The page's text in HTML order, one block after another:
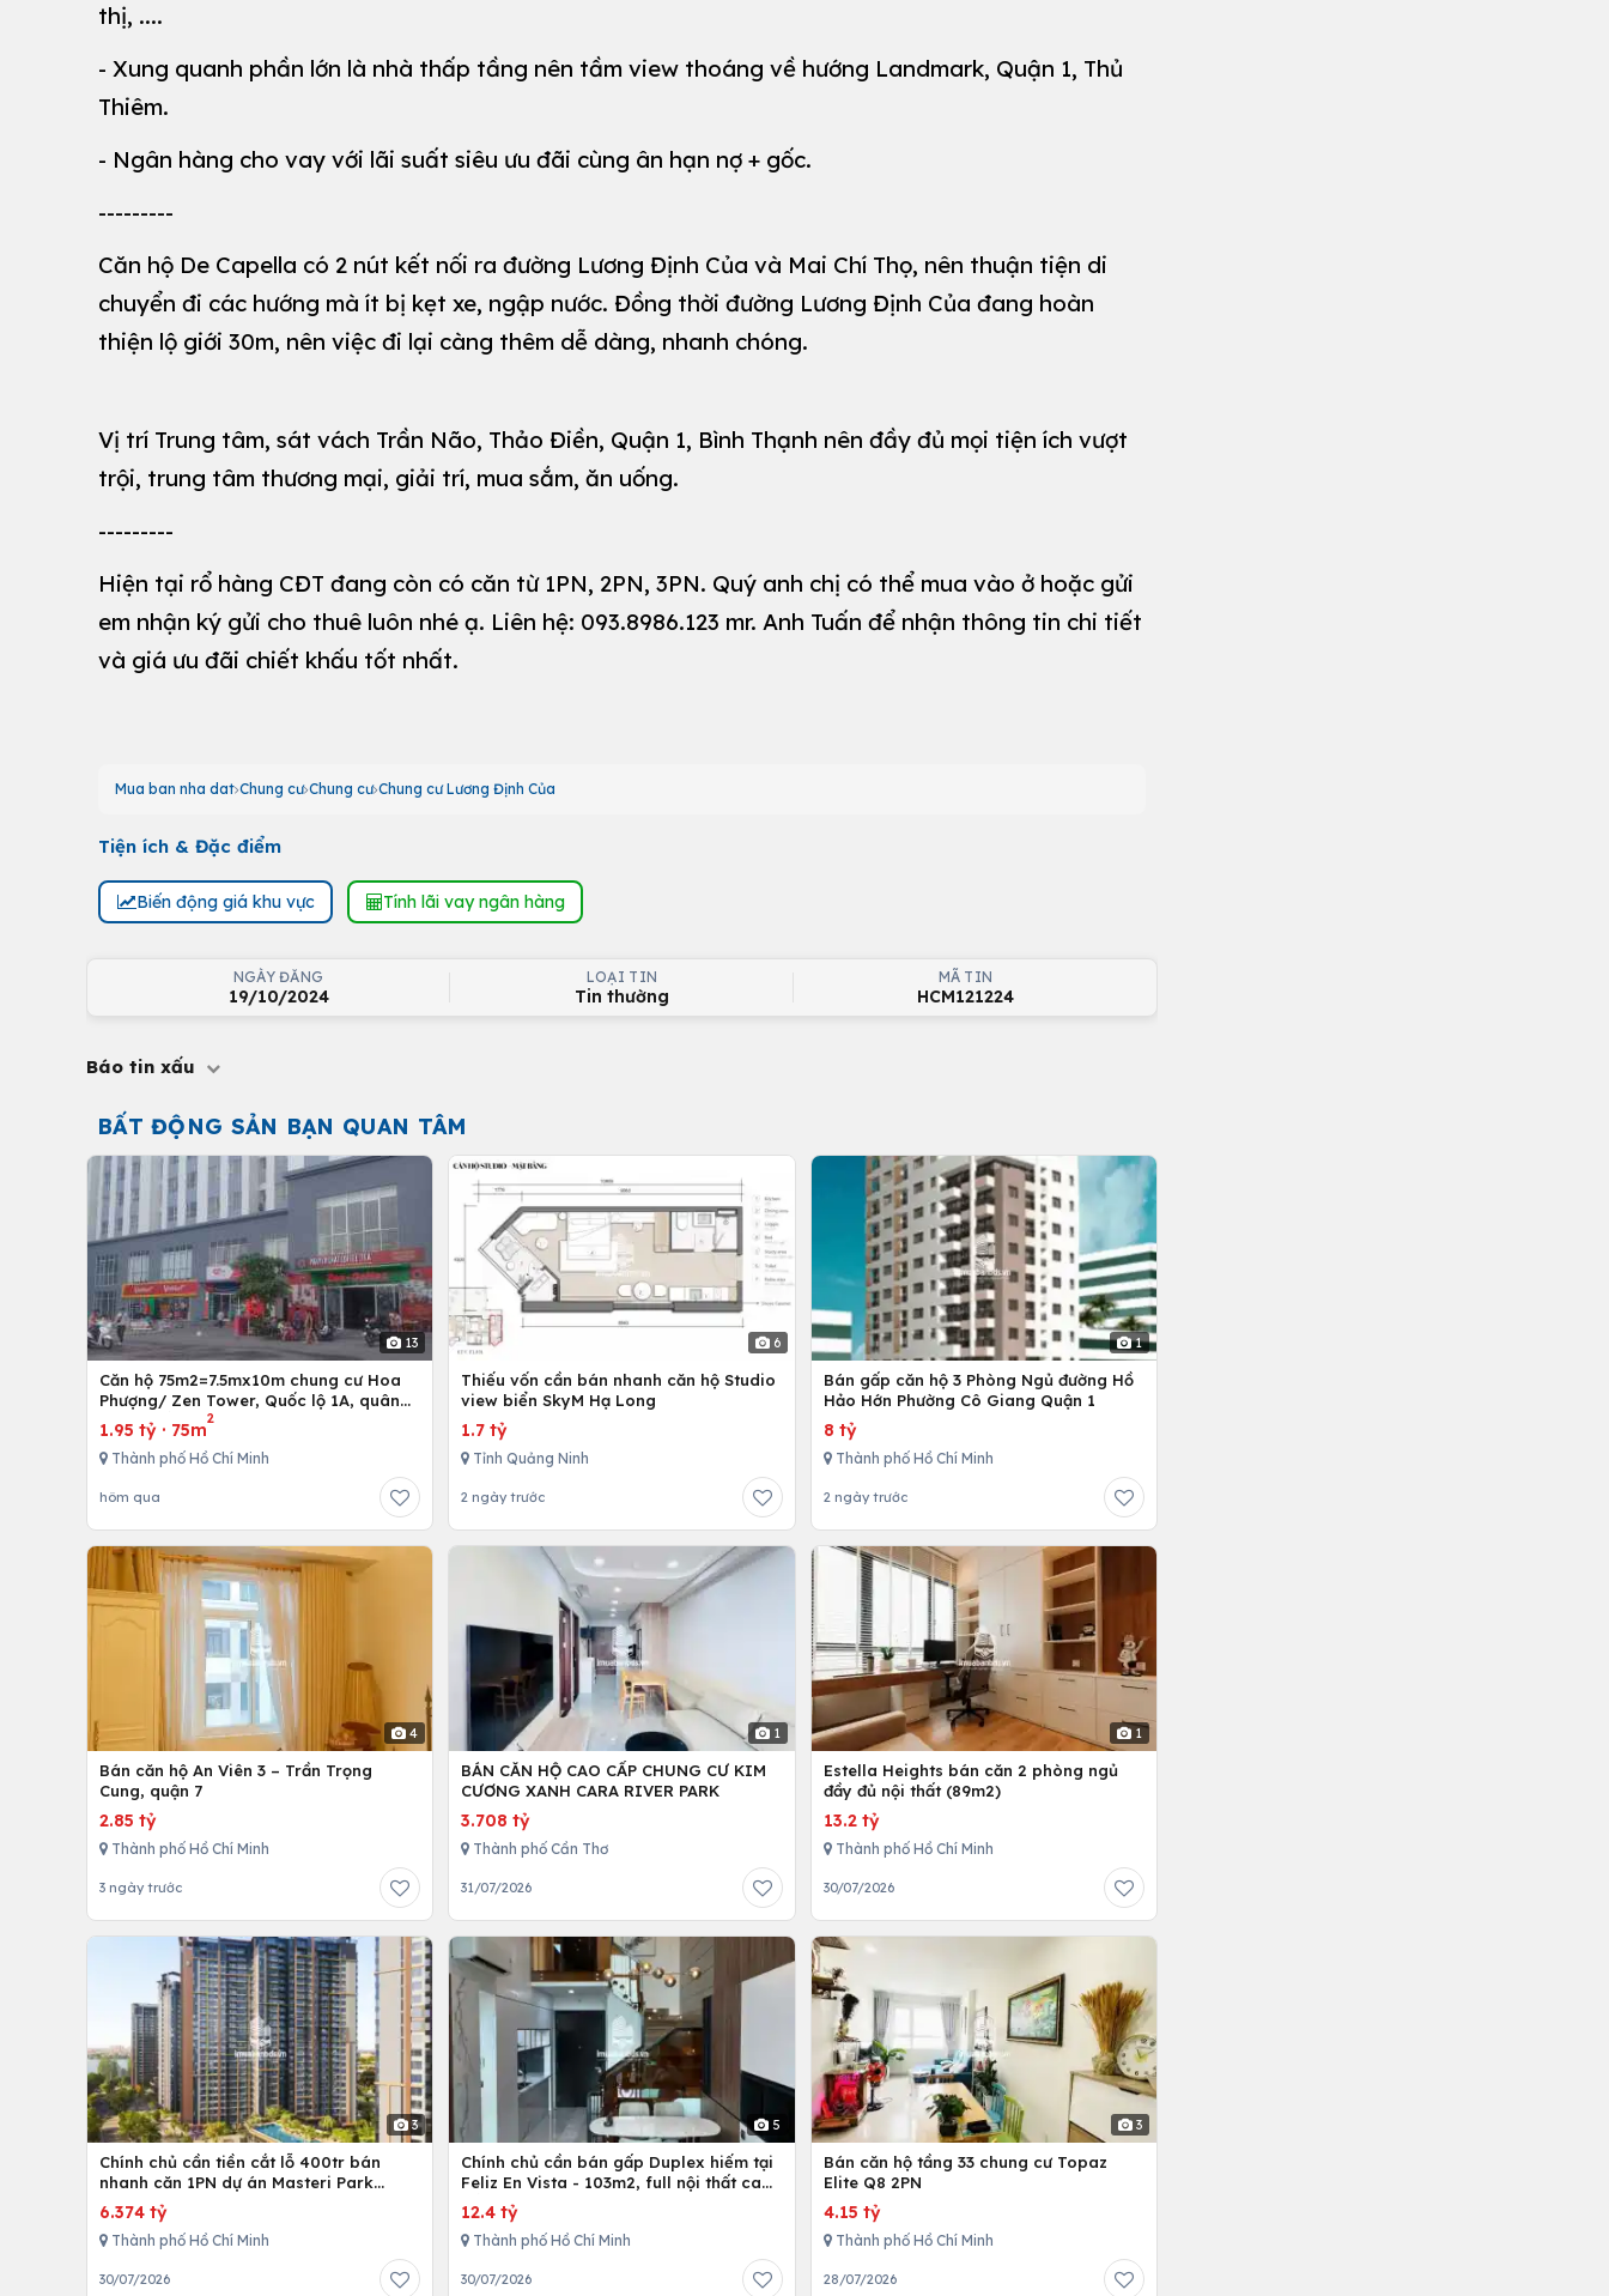
thị, ....
- Xung quanh phần lớn là nhà thấp tầng nên tầm view thoáng về hướng Landmark, Quận 1, Thủ
Thiêm.
- Ngân hàng cho vay với lãi suất siêu ưu đãi cùng ân hạn nợ + gốc.
---------
Căn hộ De Capella có 2 nút kết nối ra đường Lương Định Của và Mai Chí Thọ, nên thuận tiện di
chuyển đi các hướng mà ít bị kẹt xe, ngập nước. Đồng thời đường Lương Định Của đang hoàn
thiện lộ giới 30m, nên việc đi lại càng thêm dễ dàng, nhanh chóng.
Vị trí Trung tâm, sát vách Trần Não, Thảo Điền, Quận 1, Bình Thạnh nên đầy đủ mọi tiện ích vượt
trội, trung tâm thương mại, giải trí, mua sắm, ăn uống.
---------
Hiện tại rổ hàng CĐT đang còn có căn từ 1PN, 2PN, 3PN. Quý anh chị có thể mua vào ở hoặc gửi
em nhận ký gửi cho thuê luôn nhé ạ. Liên hệ: 093.8986.123 mr. Anh Tuấn để nhận thông tin chi tiết
và giá ưu đãi chiết khấu tốt nhất.
Mua ban nha dat Chung cư Chung cư Chung cư Lương Định Của
Tiện ích & Đặc điểm
Biến động giá khu vực Tính lãi vay ngân hàng
NGÀY ĐĂNG
19/10/2024
LOẠI TIN
Tin thường
MÃ TIN
HCM121224
Báo tin xấu
BẤT ĐỘNG SẢN BẠN QUAN TÂM
13
Căn hộ 75m2=7.5mx10m chung cư Hoa
Phượng/ Zen Tower, Quốc lộ 1A, quân
12,Tp. Hồ Chí Minh, Việt Nam
1.95 tỷ · 75m
2
Thành phố Hồ Chí Minh
hôm qua
6
Thiếu vốn cần bán nhanh căn hộ Studio
view biển SkyM Hạ Long
1.7 tỷ
Tỉnh Quảng Ninh
2 ngày trước
1
Bán gấp căn hộ 3 Phòng Ngủ đường Hồ
Hảo Hớn Phường Cô Giang Quận 1
8 tỷ
Thành phố Hồ Chí Minh
2 ngày trước
4
Bán căn hộ An Viên 3 – Trần Trọng
Cung, quận 7
2.85 tỷ
Thành phố Hồ Chí Minh
3 ngày trước
1
BÁN CĂN HỘ CAO CẤP CHUNG CƯ KIM
CƯƠNG XANH CARA RIVER PARK
3.708 tỷ
Thành phố Cần Thơ
31/07/2026
1
Estella Heights bán căn 2 phòng ngủ
đầy đủ nội thất (89m2)
13.2 tỷ
Thành phố Hồ Chí Minh
30/07/2026
3
Chính chủ cần tiền cắt lỗ 400tr bán
nhanh căn 1PN dự án Masteri Park
Place
6.374 tỷ
Thành phố Hồ Chí Minh
30/07/2026
5
Chính chủ cần bán gấp Duplex hiếm tại
Feliz En Vista - 103m2, full nội thất cao
cấp
12.4 tỷ
Thành phố Hồ Chí Minh
30/07/2026
3
Bán căn hộ tầng 33 chung cư Topaz
Elite Q8 2PN
4.15 tỷ
Thành phố Hồ Chí Minh
28/07/2026